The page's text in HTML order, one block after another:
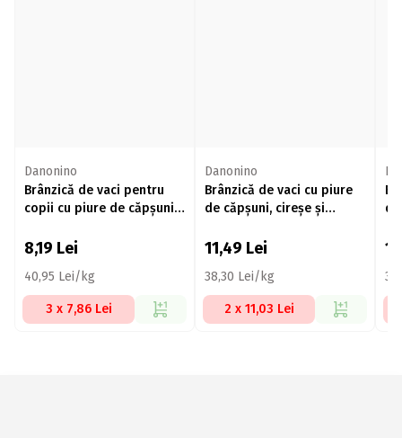
Danonino
Brânzică de vaci pentru
copii cu piure de căpșuni
8,19 Lei
40,95 Lei/kg
3 x 7,86 Lei
Danonino
Brânzică de vaci cu piure
de căpșuni, cireșe și
11,49 Lei
38,30 Lei/kg
2 x 11,03 Lei